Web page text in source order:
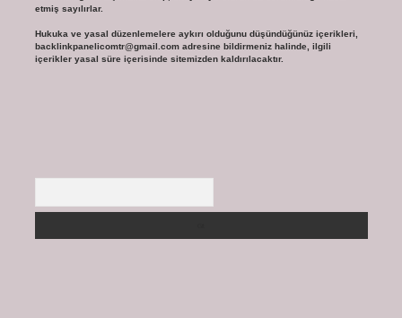
etmiş sayılırlar.
Hukuka ve yasal düzenlemelere aykırı olduğunu düşündüğünüz içerikleri,
backlinkpanelicomtr@gmail.comadresine bildirmeniz halinde, ilgili
içerikler yasal süre içerisinde sitemizden kaldırılacaktır.